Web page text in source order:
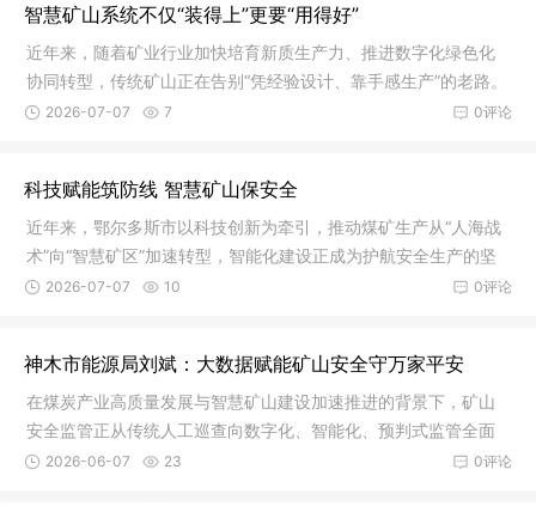
智慧矿山系统不仅“装得上”更要“用得好”
近年来，随着矿业行业加快培育新质生产力、推进数字化绿色化
协同转型，传统矿山正在告别“凭经验设计、靠手感生产”的老路。
在前
0评论
2026-07-07 7
科技赋能筑防线 智慧矿山保安全
近年来，鄂尔多斯市以科技创新为牵引，推动煤矿生产从“人海战
术”向“智慧矿区”加速转型，智能化建设正成为护航安全生产的坚
实
0评论
2026-07-07 10
神木市能源局刘斌：大数据赋能矿山安全守万家平安
在煤炭产业高质量发展与智慧矿山建设加速推进的背景下，矿山
安全监管正从传统人工巡查向数字化、智能化、预判式监管全面
转型。在
0评论
2026-06-07 23